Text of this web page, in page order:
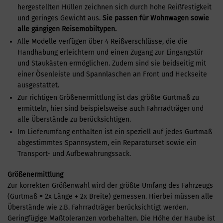
hergestellten Hüllen zeichnen sich durch hohe Reißfestigkeit
und geringes Gewicht aus. Sie passen für Wohnwagen sowie
alle gängigen Reisemobiltypen.
Alle Modelle verfügen über 4 Reißverschlüsse, die die
Handhabung erleichtern und einen Zugang zur Eingangstür
und Staukästen ermöglichen. Zudem sind sie beidseitig mit
einer Ösenleiste und Spannlaschen an Front und Heckseite
ausgestattet.
Zur richtigen Größenermittlung ist das größte Gurtmaß zu
ermitteln, hier sind beispielsweise auch Fahrradträger und
alle Überstände zu berücksichtigen.
Im Lieferumfang enthalten ist ein speziell auf jedes Gurtmaß
abgestimmtes Spannsystem, ein Reparaturset sowie ein
Transport- und Aufbewahrungssack.
Größenermittlung
Zur korrekten Größenwahl wird der größte Umfang des Fahrzeugs
(Gurtmaß = 2x Länge + 2x Breite) gemessen. Hierbei müssen alle
Überstände wie z.B. Fahrradträger berücksichtigt werden.
Geringfügige Maßtoleranzen vorbehalten. Die Höhe der Haube ist